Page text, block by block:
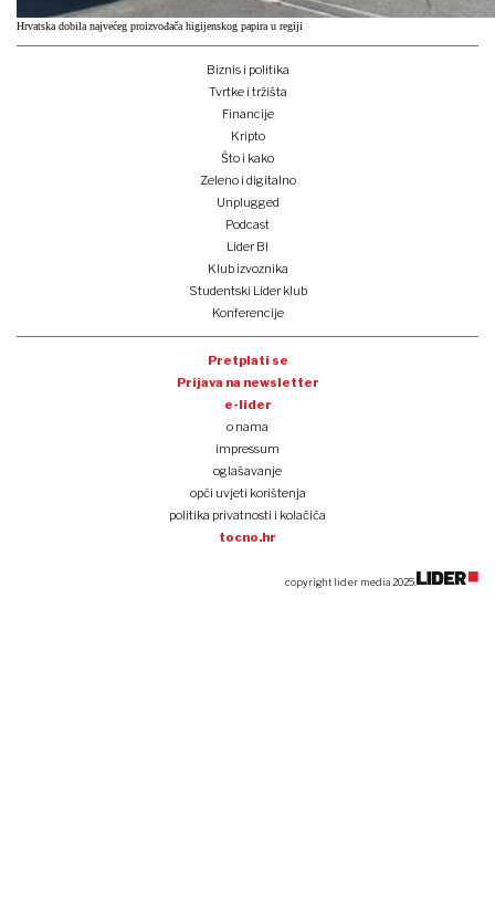
Hrvatska dobila najvećeg proizvođača higijenskog papira u regiji
Biznis i politika
Tvrtke i tržišta
Financije
Kripto
Što i kako
Zeleno i digitalno
Unplugged
Podcast
Lider BI
Klub izvoznika
Studentski Lider klub
Konferencije
Pretplati se
Prijava na newsletter
e-lider
o nama
impressum
oglašavanje
opći uvjeti korištenja
politika privatnosti i kolačića
tocno.hr
copyright lider media 2025.